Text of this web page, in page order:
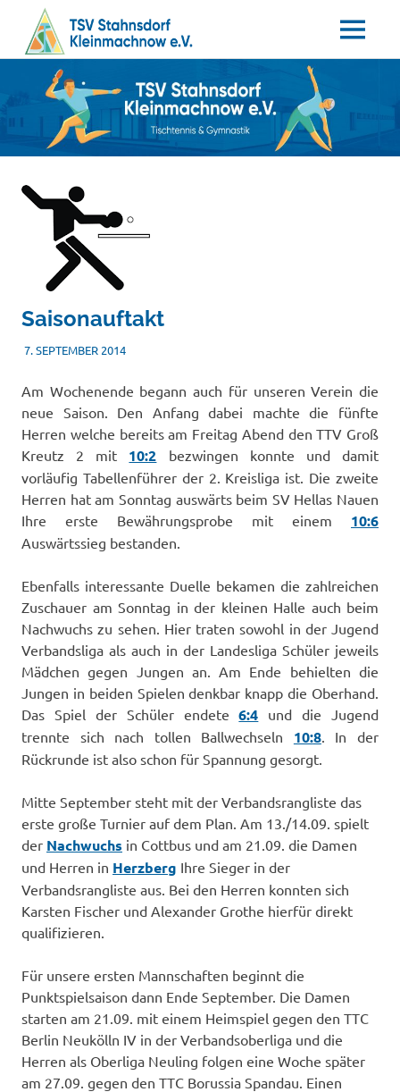
springen
TSV
Stahnsdorf
/
Kleinmachnow
e.V.
Tischtennis
Gymnastik
MENÜ
Saisonauftakt
7. SEPTEMBER 2014TSVADMIN
NACHWUCHS
Am Wochenende begann auch für unseren Verein die
neue Saison. Den Anfang dabei machte die fünfte
Herren welche bereits am Freitag Abend den TTV Groß
Kreutz 2 mit 10:2 bezwingen konnte und damit
vorläufig Tabellenführer der 2. Kreisliga ist. Die zweite
Herren hat am Sonntag auswärts beim SV Hellas Nauen
Ihre erste Bewährungsprobe mit einem 10:6
Auswärtssieg bestanden.
Ebenfalls interessante Duelle bekamen die zahlreichen
Zuschauer am Sonntag in der kleinen Halle auch beim
Nachwuchs zu sehen. Hier traten sowohl in der Jugend
Verbandsliga als auch in der Landesliga Schüler jeweils
Mädchen gegen Jungen an. Am Ende behielten die
Jungen in beiden Spielen denkbar knapp die Oberhand.
Das Spiel der Schüler endete6:4 und die Jugend
trennte sich nach tollen Ballwechseln 10:8. In der
Rückrunde ist also schon für Spannung gesorgt.
Mitte September steht mit der Verbandsrangliste das
erste große Turnier auf dem Plan. Am 13./14.09. spielt
der Nachwuchs in Cottbus und am 21.09. die Damen
und Herren in Herzberg Ihre Sieger in der
Verbandsrangliste aus. Bei den Herren konnten sich
Karsten Fischer und Alexander Grothe hierfür direkt
qualifizieren.
Für unsere ersten Mannschaften beginnt die
Punktspielsaison dann Ende September. Die Damen
starten am 21.09. mit einem Heimspiel gegen den TTC
Berlin Neukölln IV in der Verbandsoberliga und die
Herren als Oberliga Neuling folgen eine Woche später
am 27.09. gegen den TTC Borussia Spandau. Einen